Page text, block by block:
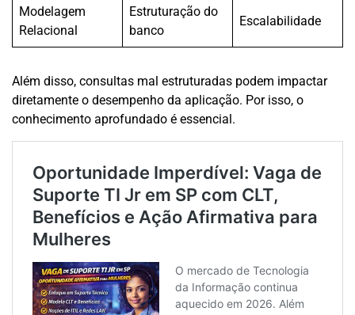
Modelagem
Relacional
Estruturação do
banco
Escalabilidade
Além disso, consultas mal estruturadas podem impactar
diretamente o desempenho da aplicação. Por isso, o
conhecimento aprofundado é essencial.